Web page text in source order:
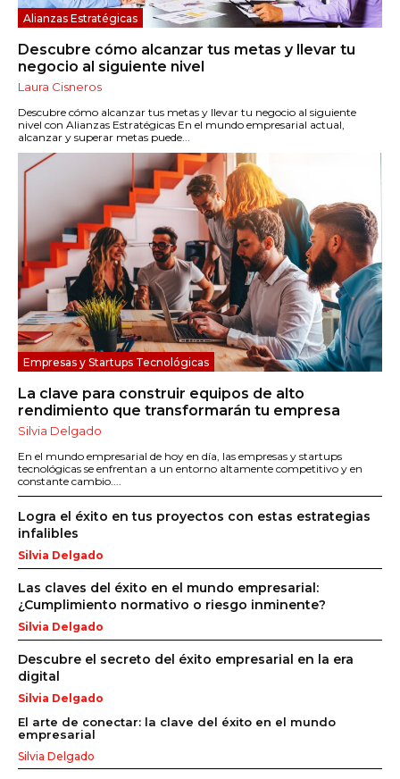
Alianzas Estratégicas
Descubre cómo alcanzar tus metas y llevar tu
negocio al siguiente nivel
Laura Cisneros
Descubre cómo alcanzar tus metas y llevar tu negocio al siguiente
nivel con Alianzas Estratégicas En el mundo empresarial actual,
alcanzar y superar metas puede...
Empresas y Startups Tecnológicas
La clave para construir equipos de alto
rendimiento que transformarán tu empresa
Silvia Delgado
En el mundo empresarial de hoy en día, las empresas y startups
tecnológicas se enfrentan a un entorno altamente competitivo y en
constante cambio....
Logra el éxito en tus proyectos con estas estrategias
infalibles
Silvia Delgado
Las claves del éxito en el mundo empresarial:
¿Cumplimiento normativo o riesgo inminente?
Silvia Delgado
Descubre el secreto del éxito empresarial en la era
digital
Silvia Delgado
El arte de conectar: la clave del éxito en el mundo
empresarial
Silvia Delgado